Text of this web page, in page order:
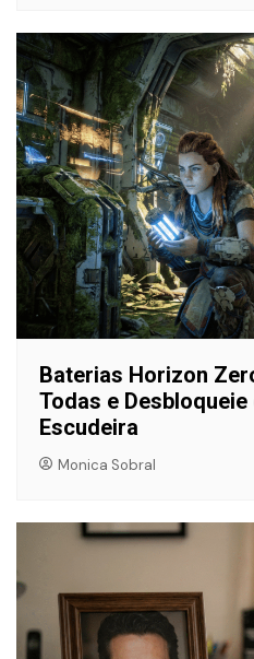
Baterias Horizon
Todas e
Escudeira
Monica Sobral